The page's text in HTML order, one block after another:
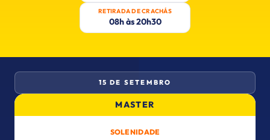
RETIRADA DE CRACHÁS
08h às 20h30
15 DE SETEMBRO
MASTER
SOLENIDADE